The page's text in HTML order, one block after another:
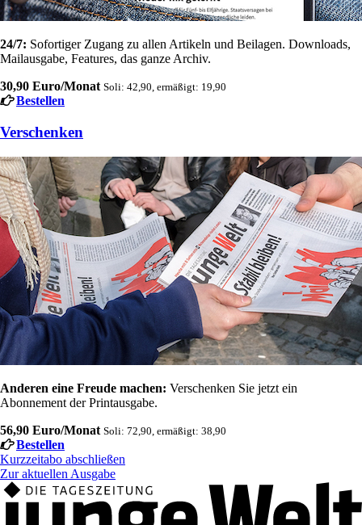
24/7: Sofortiger Zugang zu allen Artikeln und Beilagen. Downloads,
Mailausgabe, Features, das ganze Archiv.
30,90 Euro/Monat Soli: 42,90, ermäßigt: 19,90
Bestellen
Verschenken
Anderen eine Freude machen: Verschenken Sie jetzt ein
Abonnement der Printausgabe.
56,90 Euro/Monat Soli: 72,90, ermäßigt: 38,90
Bestellen
Kurzzeitabo abschließen
Zur aktuellen Ausgabe